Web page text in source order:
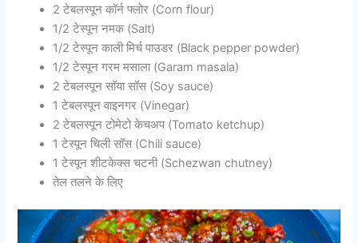
2 टेबलस्पून कॉर्न फ्लोर (Corn flour)
1/2 टेस्पून नमक (Salt)
1/2 टेस्पून काली मिर्च पाउडर (Black pepper powder)
1/2 टेस्पून गरम मसाला (Garam masala)
2 टेबलस्पून सॉया सॉस (Soy sauce)
1 टेबलस्पून वाइनगर (Vinegar)
2 टेबलस्पून टोमेटो केचअप (Tomato ketchup)
1 टेस्पून चिली सॉस (Chili sauce)
1 टेस्पून शीटकेक्स चटनी (Schezwan chutney)
तेल तलने के लिए